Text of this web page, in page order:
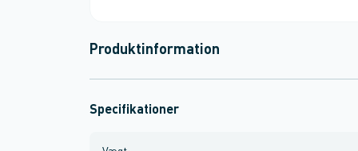
Produktinformation
Specifikationer